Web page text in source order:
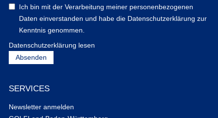
Ich bin mit der Verarbeitung meiner personenbezogenen
Daten einverstanden und habe die Datenschutzerklärung zur
Kenntnis genommen.
Datenschutzerklärung lesen
SERVICES
Newsletter anmelden